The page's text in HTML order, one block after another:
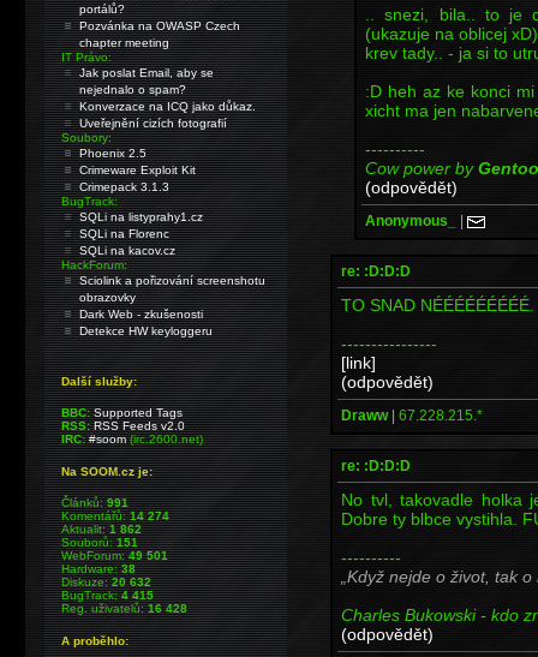
.. snezi, bila.. to je
(ukazuje na oblicej
krev tady.. - ja si to
:D heh az ke konci
xicht ma jen
----------
Cow power byGentoo
(odpovědět)
Anonymous_ |
re: :D:D:D
TO SNAD
----------------
[link]
(odpovědět)
Draww| 67.228.215.*
re: :D:D:D
No tvl, takovadle holka
Dobre ty blbce vystihla.
----------
Když nejde o život, tak o
Charles Bukowski - kdo
(odpovědět)
portálů?
Pozvánka na OWASP Czech
chapter meeting
IT Právo:
Jak poslat Email, aby se
nejednalo o spam?
Konverzace na ICQ jako důkaz.
Uveřejnění cizích fotografií
Soubory:
Phoenix 2.5
Crimeware Exploit Kit
Crimepack 3.1.3
BugTrack:
SQLi na listyprahy1.cz
SQLi na Florenc
SQLi na kacov.cz
HackForum:
Sciolink a pořizování screenshotu
obrazovky
Dark Web - zkušenosti
Detekce HW keyloggeru
Další služby:
BBC: Supported Tags
RSS: RSS Feeds v2.0
IRC: #soom(irc.2600.net)
Na SOOM.cz je:
Článků:991
Komentářů:14 274
Aktualit:1 862
Souborů:151
WebForum:49 501
Hardware:38
Diskuze:20 632
BugTrack:4 415
Reg. uživatelů:16 428
A proběhlo: